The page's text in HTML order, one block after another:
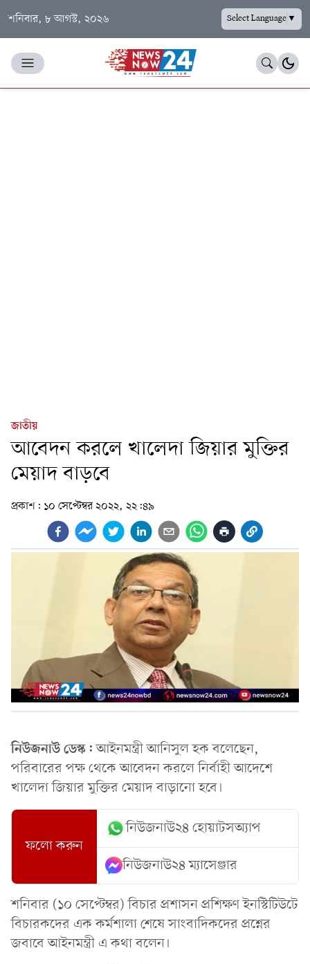
শনিবার, ৮ আগস্ট, ২০২৬ Select Language▼
জাতীয়
আবেদন করলে খালেদা জিয়ার মুক্তির
মেয়াদ বাড়বে
প্রকাশ: ১০ সেপ্টেম্বর ২০২২, ২২:৪৯
নিউজনাউ ডেস্ক:আইনমন্ত্রী আনিসুল হক বলেছেন,
পরিবারের পক্ষ থেকে আবেদন করলে নির্বাহী আদেশে
খালেদা জিয়ার মুক্তির মেয়াদ বাড়ানো হবে।
ফলো করুন
নিউজনাউ২৪ হোয়াটসঅ্যাপ
নিউজনাউ২৪ ম্যাসেঞ্জার
শনিবার (১০ সেপ্টেম্বর) বিচার প্রশাসন প্রশিক্ষণ ইনস্টিটিউটে
বিচারকদের এক কর্মশালা শেষে সাংবাদিকদের প্রশ্নের
জবাবে আইনমন্ত্রী এ কথা বলেন।